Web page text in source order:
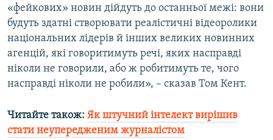
«фейкових» новин дійдуть до останньої межі: вони
будуть здатні створювати реалістичні відеоролики
національних лідерів й інших великих новинних
агенцій, які говоритимуть речі, яких насправді
ніколи не говорили, або ж робитимуть те, чого
насправді ніколи не робили», – сказав Том Кент.
Читайте також: Як штучний інтелект вирішив
стати неупередженим журналістом